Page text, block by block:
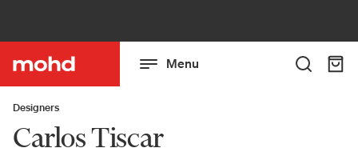
Menu
Designers
Carlos Tiscar